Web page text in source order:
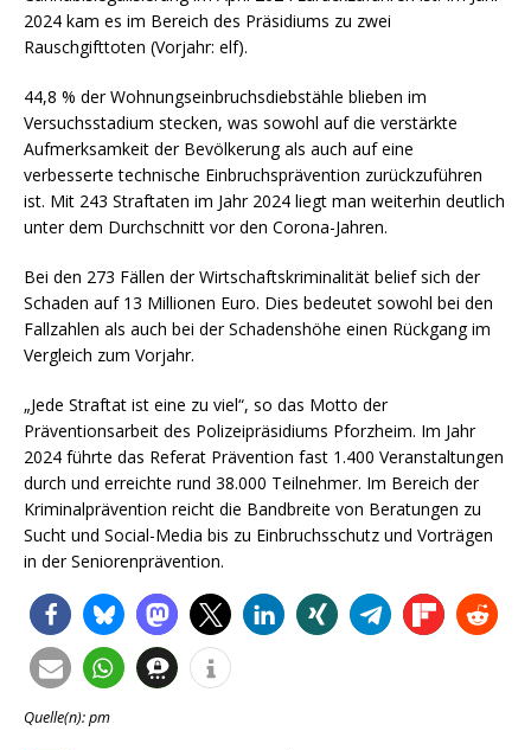
2024 kam es im Bereich des Präsidiums zu zwei
Rauschgifttoten (Vorjahr: elf).
44,8 % der Wohnungseinbruchsdiebstähle blieben im
Versuchsstadium stecken, was sowohl auf die verstärkte
Aufmerksamkeit der Bevölkerung als auch auf eine
verbesserte technische Einbruchsprävention zurückzuführen
ist. Mit 243 Straftaten im Jahr 2024 liegt man weiterhin deutlich
unter dem Durchschnitt vor den Corona-Jahren.
Bei den 273 Fällen der Wirtschaftskriminalität belief sich der
Schaden auf 13 Millionen Euro. Dies bedeutet sowohl bei den
Fallzahlen als auch bei der Schadenshöhe einen Rückgang im
Vergleich zum Vorjahr.
„Jede Straftat ist eine zu viel“, so das Motto der
Präventionsarbeit des Polizeipräsidiums Pforzheim. Im Jahr
2024 führte das Referat Prävention fast 1.400 Veranstaltungen
durch und erreichte rund 38.000 Teilnehmer. Im Bereich der
Kriminalprävention reicht die Bandbreite von Beratungen zu
Sucht und Social-Media bis zu Einbruchsschutz und Vorträgen
in der Seniorenprävention.
Quelle(n): pm